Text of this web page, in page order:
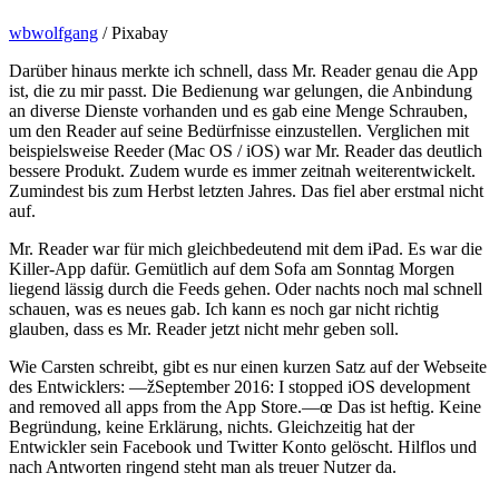
wbwolfgang / Pixabay
Darüber hinaus merkte ich schnell, dass Mr. Reader genau die App
ist, die zu mir passt. Die Bedienung war gelungen, die Anbindung
an diverse Dienste vorhanden und es gab eine Menge Schrauben,
um den Reader auf seine Bedürfnisse einzustellen. Verglichen mit
beispielsweise Reeder (Mac OS / iOS) war Mr. Reader das deutlich
bessere Produkt. Zudem wurde es immer zeitnah weiterentwickelt.
Zumindest bis zum Herbst letzten Jahres. Das fiel aber erstmal nicht
auf.
Mr. Reader war für mich gleichbedeutend mit dem iPad. Es war die
Killer-App dafür. Gemütlich auf dem Sofa am Sonntag Morgen
liegend lässig durch die Feeds gehen. Oder nachts noch mal schnell
schauen, was es neues gab. Ich kann es noch gar nicht richtig
glauben, dass es Mr. Reader jetzt nicht mehr geben soll.
Wie Carsten schreibt, gibt es nur einen kurzen Satz auf der Webseite
des Entwicklers: —žSeptember 2016: I stopped iOS development
and removed all apps from the App Store.—œ Das ist heftig. Keine
Begründung, keine Erklärung, nichts. Gleichzeitig hat der
Entwickler sein Facebook und Twitter Konto gelöscht. Hilflos und
nach Antworten ringend steht man als treuer Nutzer da.